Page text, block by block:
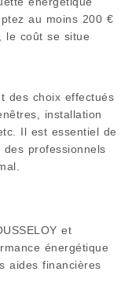
au moins 200 €
le coût se situe
des choix effectués
installation
Il est essentiel de
professionnels
et
énergétique
aides financières